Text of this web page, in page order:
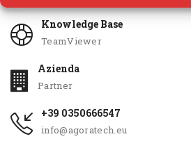
Knowledge Base
TeamViewer
Azienda
Partner
+39 0350666547
info@agoratech.eu